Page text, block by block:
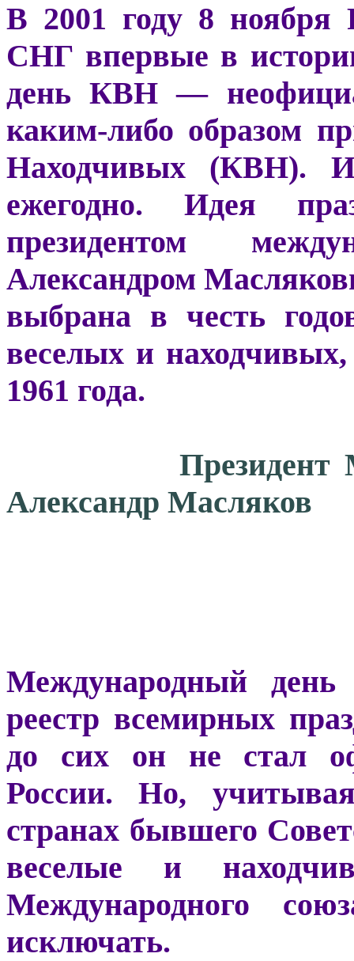
В 2001 году 8 ноября
СНГ впервые в
день КВН —
каким-либо образом
Находчивых (КВН).
ежегодно. Идея
президентом
Александром
выбрана в честь
веселых и
1961 года.
Президент
Александр Масляков
Международный
реестр всемирных
до сих он не стал
России. Но,
странах бывшего
веселые и
Международного
исключать.